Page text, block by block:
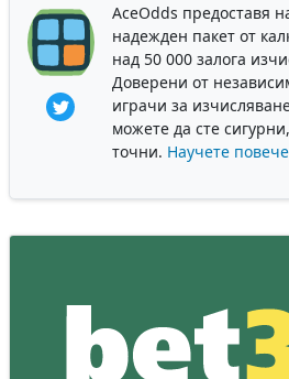
AceOdds предоставя
надежден пакет от
над 50 000 залога
Доверени от
играчи за
можете да сте
точни. Научете повече